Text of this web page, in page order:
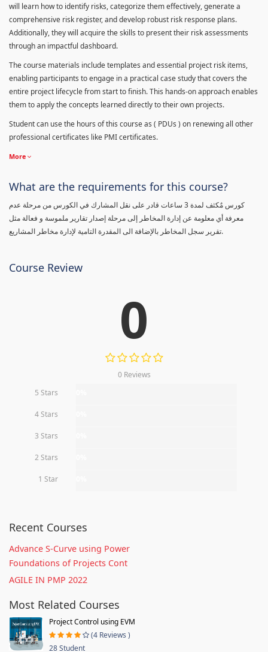
will learn how to identify risks, categorize them effectively, generate a
comprehensive risk register, and develop robust risk response plans.
Additionally, they will acquire the skills to present their risk assessments
through an impactful dashboard.
The course materials include templates and essential project risk items,
enabling participants to engage in a practical case study that covers the
entire project lifecycle from start to finish. This hands-on approach enables
them to apply the concepts learned directly to their own projects.
Student can use the hours of this course as ( PDUs ) on renewing all other
professional certificates like PMI certificates.
More
What are the requirements for this course?
كورس مٌكثف لمدة 3 ساعات قادر على نقل المشارك في الكورس من مرحلة عدم
معرفة أي معلومة عن إدارة المخاطر إلى مرحلة إصدار تقارير ملموسة و فعالة مثل
تقرير سجل المخاطر بالإضافة الى المقدرة التامية لإدارة مخاطر المشاريع.
Course Review
0
0 Reviews
5 Stars
4 Stars
3 Stars
2 Stars
1 Star
Recent Courses
Advance S-Curve using Power
Foundations of Projects Cont
AGILE IN PMP 2022
Most Related Courses
Project Control using EVM
(4 Reviews )
28 Student